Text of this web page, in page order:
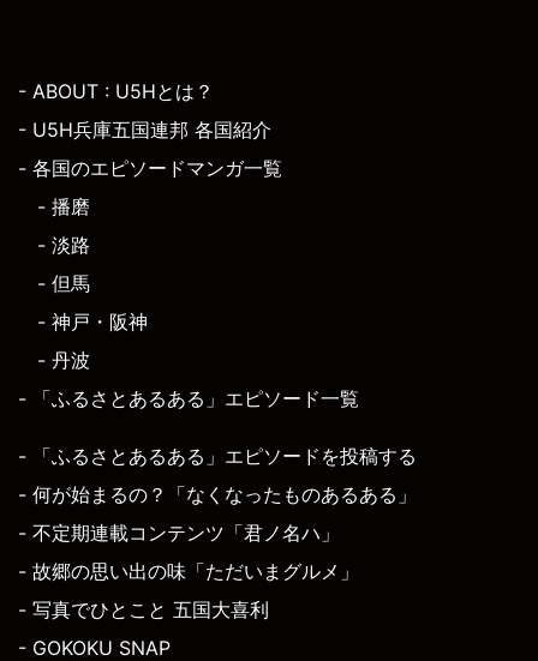
- ABOUT : U5Hとは？
- U5H兵庫五国連邦 各国紹介
- 各国のエピソードマンガ一覧
- 播磨
- 淡路
- 但馬
- 神戸・阪神
- 丹波
- 「ふるさとあるある」エピソード一覧
- 「ふるさとあるある」エピソードを投稿する
- 何が始まるの？「なくなったものあるある」
- 不定期連載コンテンツ「君ノ名ハ」
- 故郷の思い出の味「ただいまグルメ」
- 写真でひとこと 五国大喜利
- GOKOKU SNAP